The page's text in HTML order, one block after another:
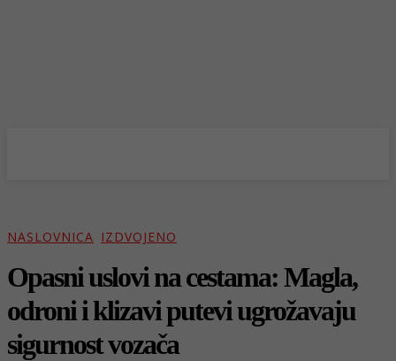
NASLOVNICA IZDVOJENO
Opasni uslovi na cestama: Magla,
odroni i klizavi putevi ugrožavaju
sigurnost vozača